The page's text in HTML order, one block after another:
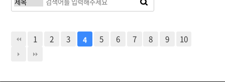
1 2 3 4 5 6 7 8 9 10